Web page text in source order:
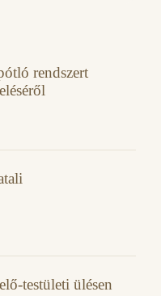
rendszert
testületi ülésen